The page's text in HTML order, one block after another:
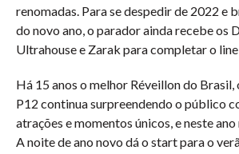
renomadas. Para se despedir de 2022 e
do novo ano, o parador ainda recebe os
Ultrahouse e Zarak para completar o
Há 15 anos o melhor Réveillon do
P12 continua surpreendendo o público
atrações e momentos únicos, e neste
A noite de ano novo dá o start para o